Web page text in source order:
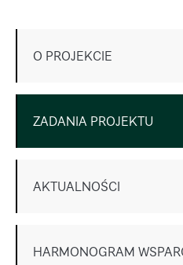
O PROJEKCIE
ZADANIA PROJEKTU
AKTUALNOŚCI
HARMONOGRAM